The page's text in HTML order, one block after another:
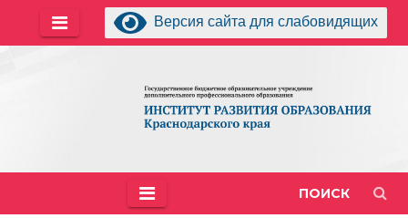
Версия сайта для слабовидящих
ПОИСК